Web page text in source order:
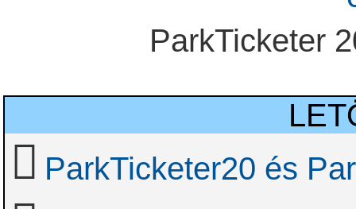
ParkTicketer
ParkTicketer20 és